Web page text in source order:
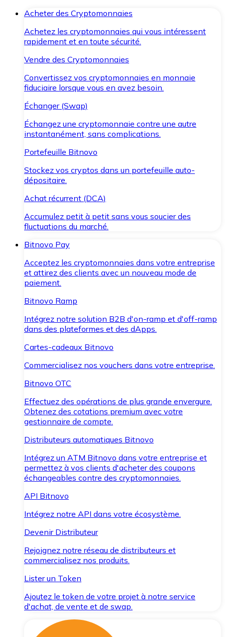
Acheter des Cryptomonnaies
Achetez les cryptomonnaies qui vous intéressent
rapidement et en toute sécurité.
Vendre des Cryptomonnaies
Convertissez vos cryptomonnaies en monnaie
fiduciaire lorsque vous en avez besoin.
Échanger (Swap)
Échangez une cryptomonnaie contre une autre
instantanément, sans complications.
Portefeuille Bitnovo
Stockez vos cryptos dans un portefeuille auto-
dépositaire.
Achat récurrent (DCA)
Accumulez petit à petit sans vous soucier des
fluctuations du marché.
Bitnovo Pay
Acceptez les cryptomonnaies dans votre entreprise
et attirez des clients avec un nouveau mode de
paiement.
Bitnovo Ramp
Intégrez notre solution B2B d'on-ramp et d'off-ramp
dans des plateformes et des dApps.
Cartes-cadeaux Bitnovo
Commercialisez nos vouchers dans votre entreprise.
Bitnovo OTC
Effectuez des opérations de plus grande envergure.
Obtenez des cotations premium avec votre
gestionnaire de compte.
Distributeurs automatiques Bitnovo
Intégrez un ATM Bitnovo dans votre entreprise et
permettez à vos clients d'acheter des coupons
échangeables contre des cryptomonnaies.
API Bitnovo
Intégrez notre API dans votre écosystème.
Devenir Distributeur
Rejoignez notre réseau de distributeurs et
commercialisez nos produits.
Lister un Token
Ajoutez le token de votre projet à notre service
d'achat, de vente et de swap.